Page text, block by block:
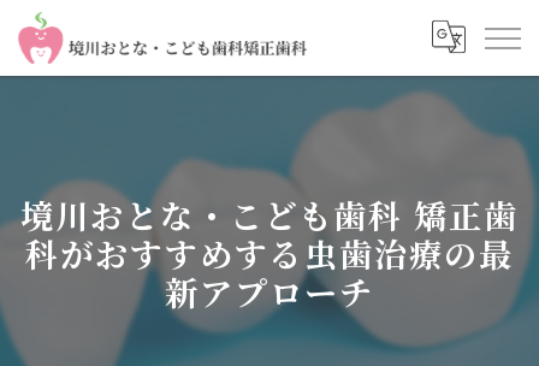
境川おとな・こども歯科 矯正歯
科がおすすめする虫歯治療の最
新アプローチ